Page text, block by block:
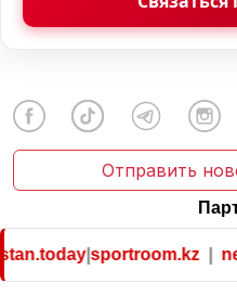
Отправить
|sportroom.kz|